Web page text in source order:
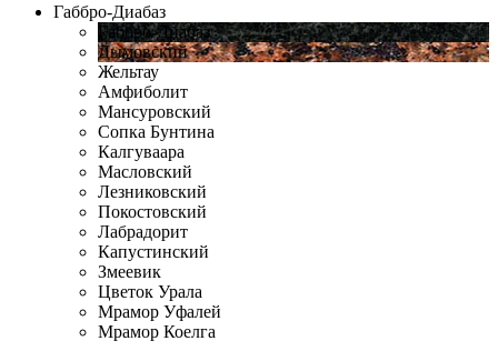
Габбро-Диабаз
Габбро-Диабаз
Дымовский
Жельтау
Амфиболит
Мансуровский
Сопка Бунтина
Калгуваара
Масловский
Лезниковский
Покостовский
Лабрадорит
Капустинский
Змеевик
Цветок Урала
Мрамор Уфалей
Мрамор Коелга